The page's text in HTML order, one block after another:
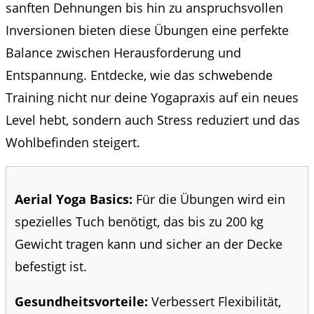
sanften Dehnungen bis hin zu anspruchsvollen
Inversionen bieten diese Übungen eine perfekte
Balance zwischen Herausforderung und
Entspannung. Entdecke, wie das schwebende
Training nicht nur deine Yogapraxis auf ein neues
Level hebt, sondern auch Stress reduziert und das
Wohlbefinden steigert.
Aerial Yoga Basics: Für die Übungen wird ein
spezielles Tuch benötigt, das bis zu 200 kg
Gewicht tragen kann und sicher an der Decke
befestigt ist.
Gesundheitsvorteile: Verbessert Flexibilität,